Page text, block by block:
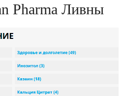
Pharma Ливны